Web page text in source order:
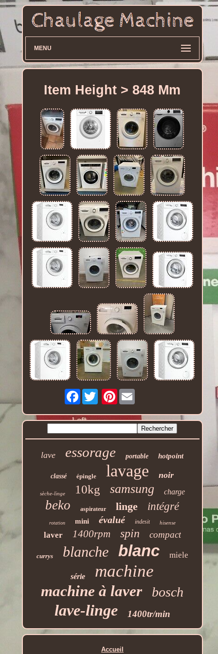
MENU
Item Height > 848 Mm
Facebook Pinterest
lave essorage portable hotpoint
classé épingle lavage noir
sèche-linge 10kg samsung charge
beko aspirateur linge intégré
rotation mini évalué indesit hisense
laver 1400rpm spin compact
currys blanche blanc miele
série machine
machine à laver bosch
lave-linge 1400tr/min
Accueil